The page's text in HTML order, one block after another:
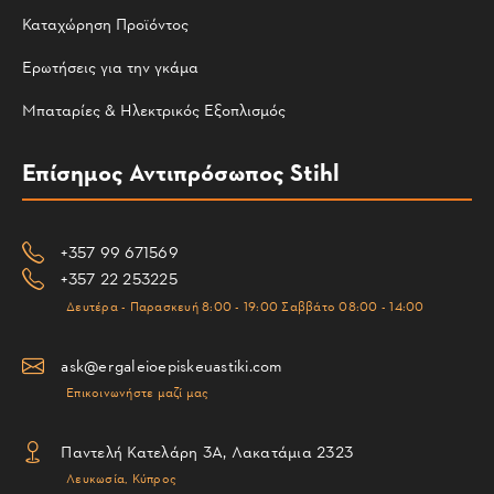
Καταχώρηση Προϊόντος
Ερωτήσεις για την γκάμα
Μπαταρίες & Ηλεκτρικός Εξοπλισμός
Επίσημος Αντιπρόσωπος Stihl
+357 99 671569
+357 22 253225
Δευτέρα - Παρασκευή 8:00 - 19:00 Σαββάτο 08:00 - 14:00
ask@ergaleioepiskeuastiki.com
Επικοινωνήστε μαζί μας
Παντελή Κατελάρη 3Α, Λακατάμια 2323
Λευκωσία, Κύπρος